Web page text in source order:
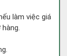
làm việc giá